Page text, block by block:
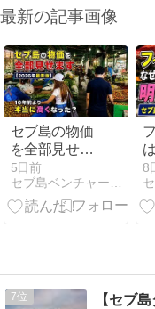
最新の記事画像
セブ島の物価
を全部見せま
す【2026年最
新版】10年前
より本当に高
5日前
セブ島ベンチャー社長ブログ / 寺本雄平
8
7